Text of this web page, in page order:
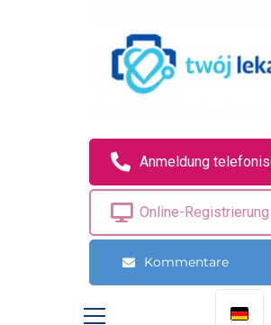
Kommentare